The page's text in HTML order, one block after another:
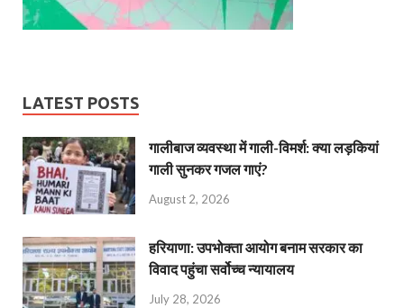
LATEST POSTS
गालीबाज व्‍यवस्‍था में गाली-विमर्श: क्या लड़कियां
गाली सुनकर गजल गाएं?
August 2, 2026
हरियाणा: उपभोक्ता आयोग बनाम सरकार का
विवाद पहुंचा सर्वोच्च न्यायालय
July 28, 2026